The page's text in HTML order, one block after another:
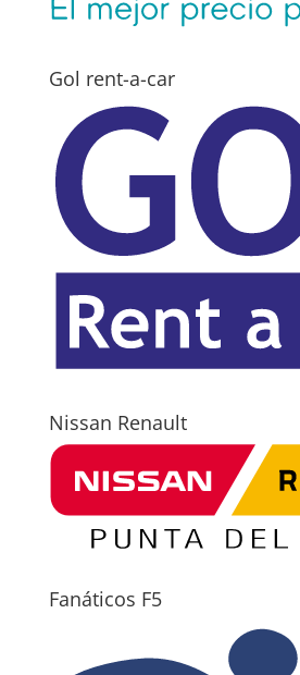
Gol rent-a-car
Nissan Renault
Fanáticos F5